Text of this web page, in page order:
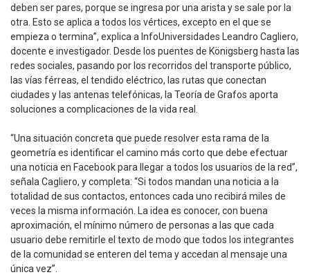
deben ser pares, porque se ingresa por una arista y se sale por la
otra. Esto se aplica a todos los vértices, excepto en el que se
empieza o termina”, explica a InfoUniversidades Leandro Cagliero,
docente e investigador. Desde los puentes de Königsberg hasta las
redes sociales, pasando por los recorridos del transporte público,
las vías férreas, el tendido eléctrico, las rutas que conectan
ciudades y las antenas telefónicas, la Teoría de Grafos aporta
soluciones a complicaciones de la vida real.
“Una situación concreta que puede resolver esta rama de la
geometría es identificar el camino más corto que debe efectuar
una noticia en Facebook para llegar a todos los usuarios de la red”,
señala Cagliero, y completa: “Si todos mandan una noticia a la
totalidad de sus contactos, entonces cada uno recibirá miles de
veces la misma información. La idea es conocer, con buena
aproximación, el mínimo número de personas a las que cada
usuario debe remitirle el texto de modo que todos los integrantes
de la comunidad se enteren del tema y accedan al mensaje una
única vez”.